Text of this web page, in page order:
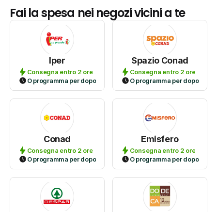
Fai la spesa nei negozi vicini a te
Iper
Consegna entro 2 ore
O programma per dopo
Spazio Conad
Consegna entro 2 ore
O programma per dopo
Conad
Consegna entro 2 ore
O programma per dopo
Emisfero
Consegna entro 2 ore
O programma per dopo